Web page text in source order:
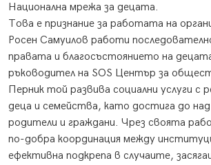
Национална мрежа за децата.
Това е признание за работата на
Росен Самуилов работи
правата и благосъстоянието на
ръководител на SOS Център за
Перник той развива социални услуги с
деца и семейства, като достига до
родители и граждани. Чрез своята
по-добра координация между
ефективна подкрепа в случаите,